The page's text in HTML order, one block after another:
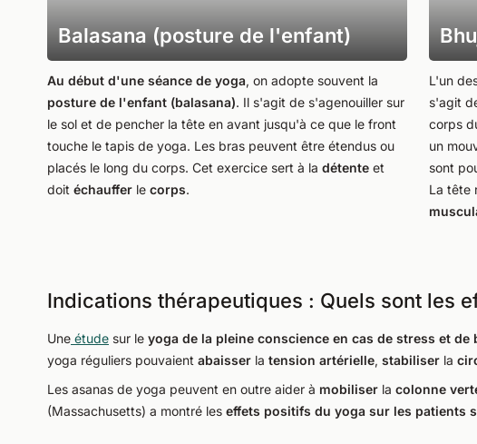
Balasana (posture de l'enfant)
Au début d'une séance de yoga, on adopte souvent la
posture de l'enfant (balasana). Il s'agit de s'agenouiller sur
le sol et de pencher la tête en avant jusqu'à ce que le front
touche le tapis de yoga. Les bras peuvent être étendus ou
placés le long du corps. Cet exercice sert à la détente et
doit échauffer le corps.
L'un
s'agit
corps
un
sont
La tête
Indications thérapeutiques : Quels sont les
Une étude sur le yoga de la pleine conscience en cas de stress et de
yoga réguliers pouvaient abaisser la tension artérielle, stabiliser la
Les asanas de yoga peuvent en outre aider à mobiliser la colonne
(Massachusetts) a montré les effets positifs du yoga sur les patients